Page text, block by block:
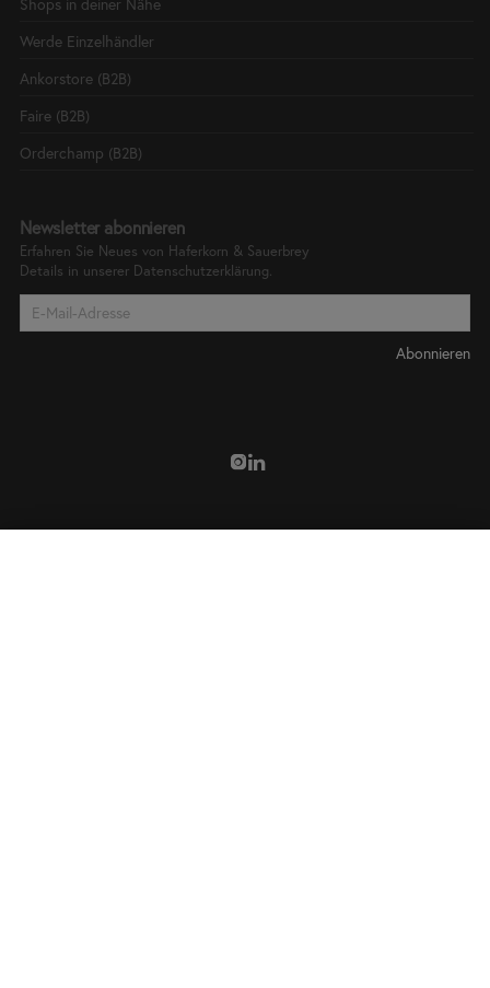
Werde Einzelhändler
Ankorstore (B2B)
Faire (B2B)
Orderchamp (B2B)
Newsletter abonnieren
Erfahren Sie Neues von Haferkorn & Sauerbrey
Details in unserer Datenschutzerklärung.